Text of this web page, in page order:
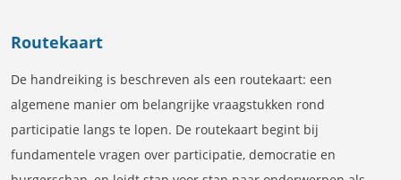
Routekaart
De handreiking is beschreven als een routekaart: een
algemene manier om belangrijke vraagstukken rond
participatie langs te lopen. De routekaart begint bij
fundamentele vragen over participatie, democratie en